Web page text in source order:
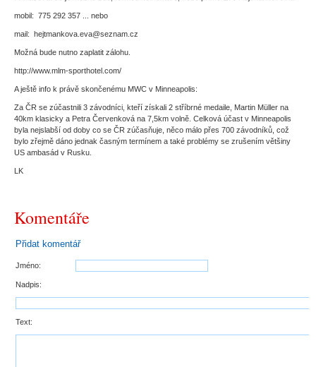
mobil: 775 292 357 ... nebo
mail: hejtmankova.eva@seznam.cz
Možná bude nutno zaplatit zálohu.
http://www.mlm-sporthotel.com/
A ještě info k právě skončenému MWC v Minneapolis:
Za ČR se zúčastnili 3 závodníci, kteří získali 2 stříbrné medaile, Martin Müller na
40km klasicky a Petra Červenková na 7,5km volně. Celková účast v Minneapolis
byla nejslabší od doby co se ČR zúčasňuje, něco málo přes 700 závodníků, což
bylo zřejmě dáno jednak časným termínem a také problémy se zrušením většiny
US ambasád v Rusku.
LK
Komentáře
Přidat komentář
Jméno:
Nadpis:
Text: